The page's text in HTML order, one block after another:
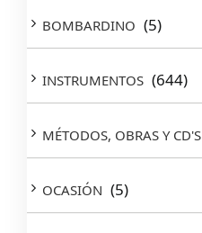
BOMBARDINO (5)
INSTRUMENTOS (644)
MÉTODOS, OBRAS Y CD'S
OCASIÓN (5)